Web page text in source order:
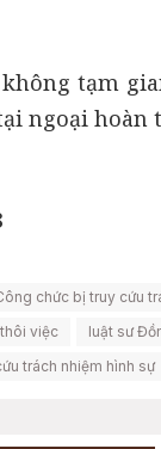
tạm
ngoại hoàn
chức bị truy cứu
việc luật sư
trách nhiệm hình sự